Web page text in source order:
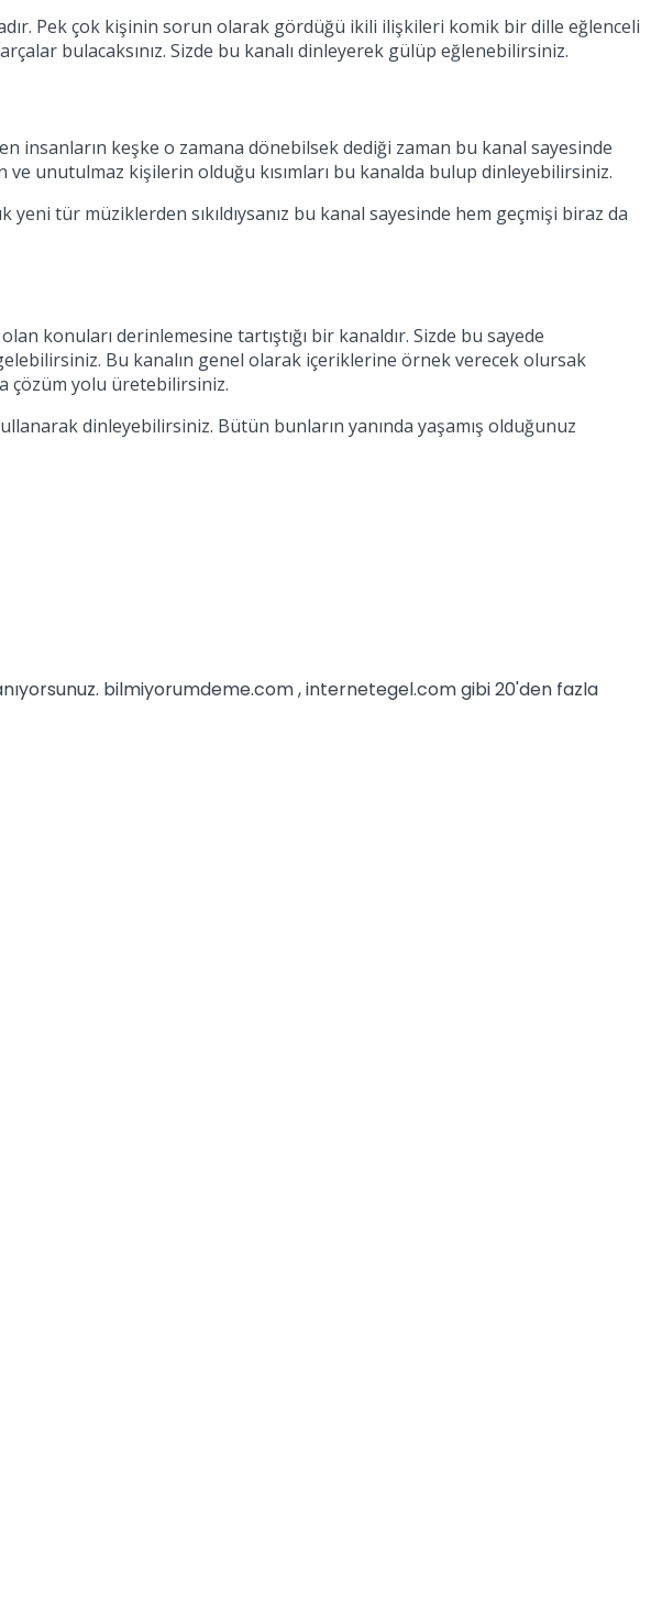
Pek çok kişinin sorun olarak gördüğü ikili ilişkileri komik bir dille eğlenceli
bulacaksınız. Sizde bu kanalı dinleyerek gülüp eğlenebilirsiniz.
insanların keşke o zamana dönebilsek dediği zaman bu kanal sayesinde
ve unutulmaz kişilerin olduğu kısımları bu kanalda bulup dinleyebilirsiniz.
yeni tür müziklerden sıkıldıysanız bu kanal sayesinde hem geçmişi biraz da
konuları derinlemesine tartıştığı bir kanaldır. Sizde bu sayede
Bu kanalın genel olarak içeriklerine örnek verecek olursak
çözüm yolu üretebilirsiniz.
dinleyebilirsiniz. Bütün bunların yanında yaşamış olduğunuz
bilmiyorumdeme.com , internetegel.com gibi 20'den fazla